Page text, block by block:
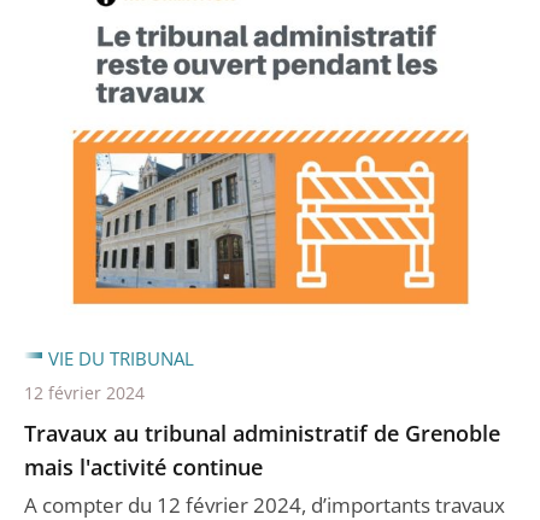
Travaux au tribunal administratif de Grenoble
mais l'activité continue
A compter du 12 février 2024, d’importants travaux
VIE DU TRIBUNAL
12 février 2024